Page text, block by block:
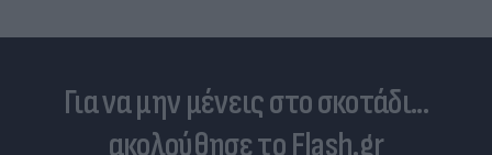
Για να μην μένεις στο σκοτάδι...
ακολούθησε το Flash.gr